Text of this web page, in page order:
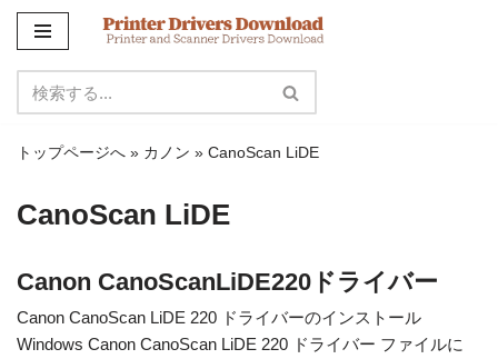
ン
テ
ツ
ス
ッ
トップページへ » カノン » CanoScan LiDE
CanoScan LiDE
Canon CanoScanLiDE220ドライバー
Canon CanoScan LiDE 220 ドライバーのインストール
Windows Canon CanoScan LiDE 220 ドライバー ファイルに